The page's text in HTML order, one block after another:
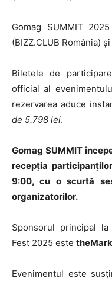
Gomag SUMMIT
(BIZZ.CLUB România) și
Biletele de
official al
rezervarea aduce
de 5.798 lei.
Gomag SUMMIT
recepția
9:00, cu o scurtă
organizatorilor.
Sponsorul principal la
Fest 2025 este
Evenimentul este